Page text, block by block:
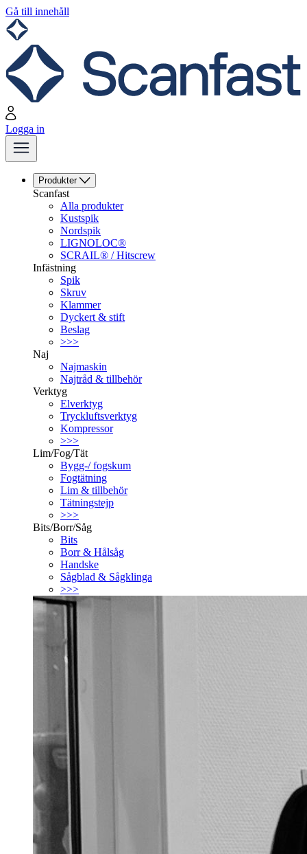
Gå till innehåll
Logga in
Produkter
Scanfast
Alla produkter
Kustspik
Nordspik
LIGNOLOC®
SCRAIL® / Hitscrew
Infästning
Spik
Skruv
Klammer
Dyckert & stift
Beslag
>>>
Naj
Najmaskin
Najtråd & tillbehör
Verktyg
Elverktyg
Tryckluftsverktyg
Kompressor
>>>
Lim/Fog/Tät
Bygg-/ fogskum
Fogtätning
Lim & tillbehör
Tätningstejp
>>>
Bits/Borr/Såg
Bits
Borr & Hålsåg
Handske
Sågblad & Sågklinga
>>>